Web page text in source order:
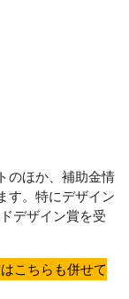
のほか、補助金情
す。特にデザイン
デザイン賞を受
こちらも併せて